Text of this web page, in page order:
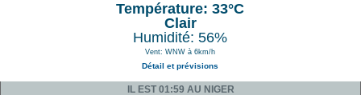
Température: 33°C
Clair
Humidité: 56%
Vent: WNW à 6km/h
Détail et prévisions
IL EST 01:59 AU NIGER